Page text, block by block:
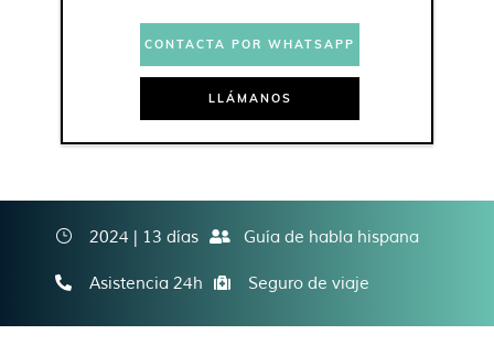
CONTACTA POR WHATSAPP
LLÁMANOS
2024 | 13 días Guía de habla hispana
Asistencia 24h Seguro de viaje